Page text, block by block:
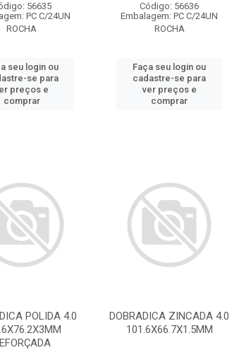
56635
PC C/24UN
ROCHA
seu login ou
se para
preços e
comprar
Código: 56636
Embalagem: PC C/24UN
ROCHA
Faça seu login ou
cadastre-se para
ver preços e
comprar
POLIDA 4.0
DOBRADICA ZINCADA 4.0
101.6X66.7X1.5MM